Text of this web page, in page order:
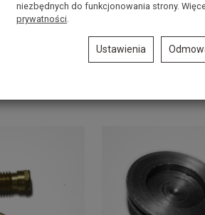
niezbędnych do funkcjonowania strony.
prywatności.
Ustawienia